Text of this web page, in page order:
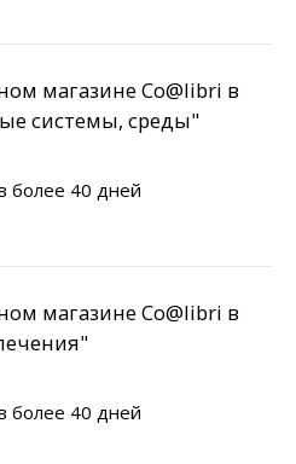
магазине Co@libri в
системы, среды"
более 40 дней
магазине Co@libri в
более 40 дней